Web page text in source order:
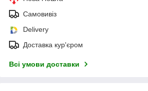
Самовивіз
Delivery
Доставка кур'єром
Всі умови доставки